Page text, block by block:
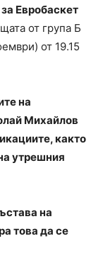
Евробаскет
от група Б
от 19.15
на
Михайлов
както
утрешния
на
това да се